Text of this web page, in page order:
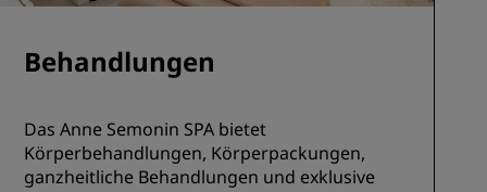
Behandlungen
Das Anne Semonin SPA bietet
Körperbehandlungen, Körperpackungen,
ganzheitliche Behandlungen und exklusive